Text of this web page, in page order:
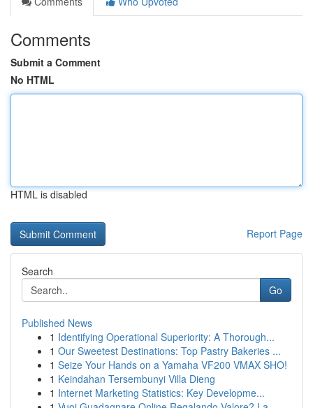
Comments
Submit a Comment
No HTML
HTML is disabled
Report Page
Search
Go
Published News
1 Identifying Operational Superiority: A Thorough...
1 Our Sweetest Destinations: Top Pastry Bakeries ...
1 Seize Your Hands on a Yamaha VF200 VMAX SHO!
1 Keindahan Tersembunyi Villa Dieng
1 Internet Marketing Statistics: Key Developme...